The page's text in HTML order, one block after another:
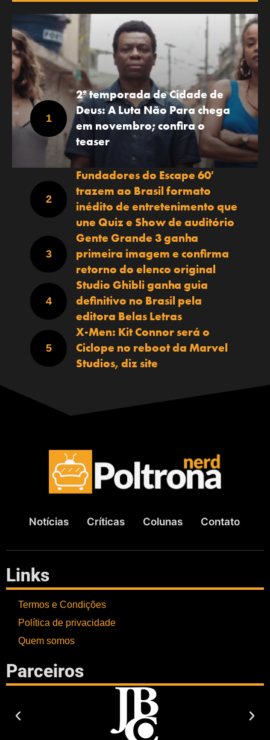
2ª temporada de Cidade de
Deus: A Luta Não Para chega
em novembro; confira o
teaser
Fundadores do Escape 60′
trazem ao Brasil formato
inédito de entretenimento que
une Quiz e Show de auditório
Gente Grande 3 ganha
primeira imagem e confirma
retorno do elenco original
Studio Ghibli ganha guia
definitivo no Brasil pela
editora Belas Letras
X-Men: Kit Connor será o
Ciclope no reboot da Marvel
Studios, diz site
Notícias Críticas Colunas Contato
Links
Termos e Condições
Política de privacidade
Quem somos
Parceiros